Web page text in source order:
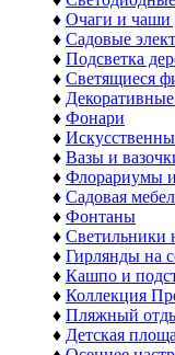
♦ Очаги и чаши
♦ Садовые
♦ Подсветка
♦ Светящиеся
♦
♦ Фонари
♦
♦ Вазы и
♦ Флорариумы
♦ Садовая
♦ Фонтаны
♦ Светильники
♦ Гирлянды на
♦ Кашпо и
♦ Коллекция
♦ Пляжный
♦ Детская